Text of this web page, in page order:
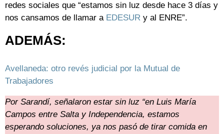
redes sociales que “estamos sin luz desde hace 3 días y
nos cansamos de llamar a EDESUR y al ENRE”.
ADEMÁS:
Avellaneda: otro revés judicial por la Mutual de
Trabajadores
Por Sarandí, señalaron estar sin luz “en Luis María
Campos entre Salta y Independencia, estamos
esperando soluciones, ya nos pasó de tirar comida en